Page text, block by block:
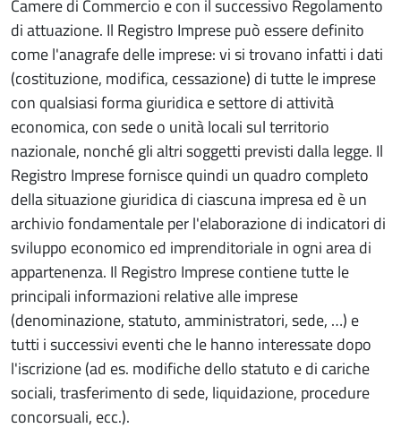
Camere di Commercio e con il successivo Regolamento
di attuazione. Il Registro Imprese può essere definito
come l'anagrafe delle imprese: vi si trovano infatti i dati
(costituzione, modifica, cessazione) di tutte le imprese
con qualsiasi forma giuridica e settore di attività
economica, con sede o unità locali sul territorio
nazionale, nonché gli altri soggetti previsti dalla legge. Il
Registro Imprese fornisce quindi un quadro completo
della situazione giuridica di ciascuna impresa ed è un
archivio fondamentale per l'elaborazione di indicatori di
sviluppo economico ed imprenditoriale in ogni area di
appartenenza. Il Registro Imprese contiene tutte le
principali informazioni relative alle imprese
(denominazione, statuto, amministratori, sede, …) e
tutti i successivi eventi che le hanno interessate dopo
l'iscrizione (ad es. modifiche dello statuto e di cariche
sociali, trasferimento di sede, liquidazione, procedure
concorsuali, ecc.).